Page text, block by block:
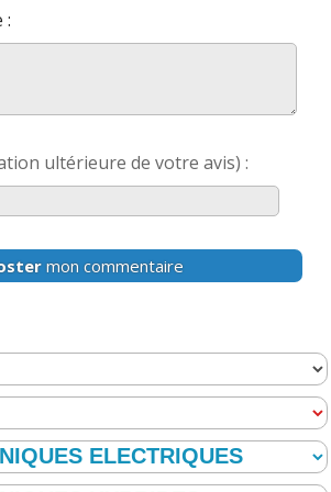
a 2 reprise en 8 ans
minutes sur un parking) - ...
Alternateur à 168000Km,
deux fois; Amortisseur Avan ...Lire
1durite du turbo (1x)à
(1x)à 190mkm + 1embrayage.
gasoil(+)
:
ultérieure de votre avis) :
mon commentaire